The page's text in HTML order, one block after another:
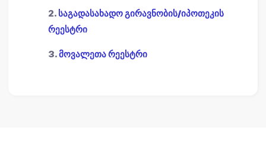
2. საგადასახადო გირავნობის/იპოთეკის
რეესტრი
3.მოვალეთა რეესტრი